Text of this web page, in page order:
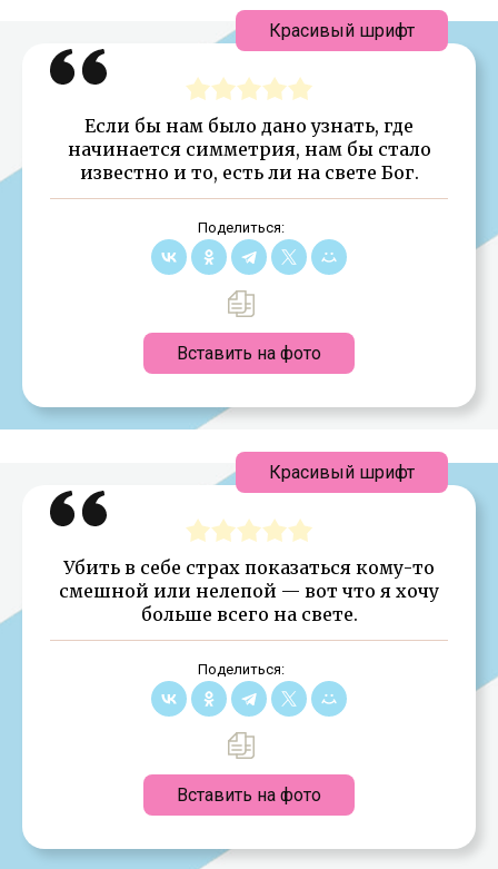
Если бы нам было дано узнать, где
начинается симметрия, нам бы стало
известно и то, есть ли на свете Бог.
Поделиться:
Вставить на фото
Красивый шрифт
Убить в себе страх показаться кому-то
смешной или нелепой — вот что я хочу
больше всего на свете.
Поделиться:
Вставить на фото
Красивый шрифт